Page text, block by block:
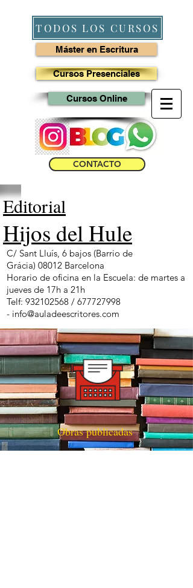
TODOS LOS CURSOS
Máster en Escritura
Cursos Presenciales
Cursos Online
CONTACTO
Editorial
Hijos del Hule
C/ Sant Lluís, 6 bajos (Barrio de
Grácia) 08012 Barcelona
Horario de oficina en la Escuela: de martes a
jueves de 17h a 21h
Telf: 932102568 / 677727998
- info@auladeescritores.com
Obras publicadas